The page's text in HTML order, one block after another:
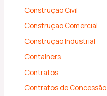
Construção Civil
Construção Comercial
Construção Industrial
Containers
Contratos
Contratos de Concessão